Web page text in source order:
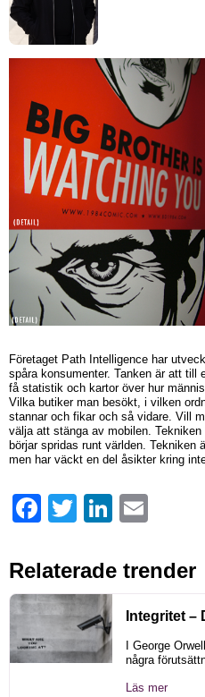
Företaget Path Intelligence har
spåra konsumenter. Tanken är att till
få statistik och kartor över hur
Vilka butiker man besökt, i vilken
stannar och fikar och så vidare. Vill
välja att stänga av mobilen.
börjar spridas runt världen. Tekniken
men har väckt en del åsikter kring
FacebookTwitter LinkedIn
Relaterade trender
Integritet –
I George
några
Läs mer